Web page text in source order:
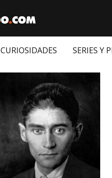
CURIOSIDADES SERIES Y